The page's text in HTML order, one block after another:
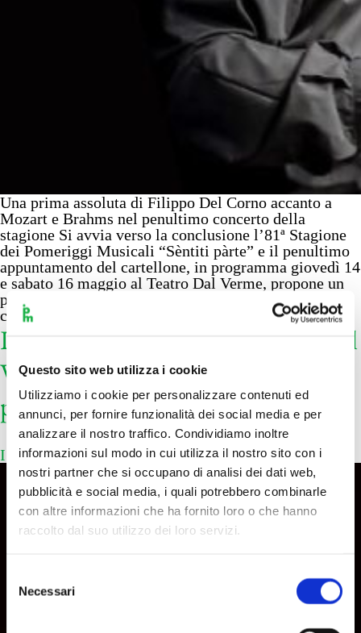
Questo sito web utilizza i cookie
Utilizziamo i cookie per personalizzare contenuti ed
annunci, per fornire funzionalità dei social media e per
analizzare il nostro traffico. Condividiamo inoltre
informazioni sul modo in cui utilizza il nostro sito con i
nostri partner che si occupano di analisi dei dati web,
pubblicità e social media, i quali potrebbero combinarle
con altre informazioni che ha fornito loro o che hanno
raccolto dal suo utilizzo dei loro servizi.
delNecessari
Una prima assoluta di Filippo Del Corno accanto a
Mozart e Brahms nel penultimo concerto della
stagione Si avvia verso la conclusione l’81ª Stagione
dei Pomeriggi Musicali “Sèntiti pàrte” e il penultimo
appuntamento del cartellone, in programma giovedì 14
e sabato 16 maggio al Teatro Dal Verme, propone un
programma musicale che intreccia classicismo,
contemporaneità e
Louis Lortie prosegue al Teatro Dal
Verme l’integrale dei concerti per
pianoforte di Mozart
I Pomeriggi Musicali |4 Maggio 2026